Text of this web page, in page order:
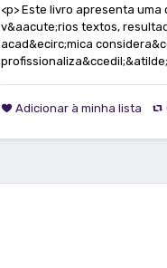
<p> Este livro apresenta
v&aacute;rios textos,
acad&ecirc;mica
Adicionar à minha lista